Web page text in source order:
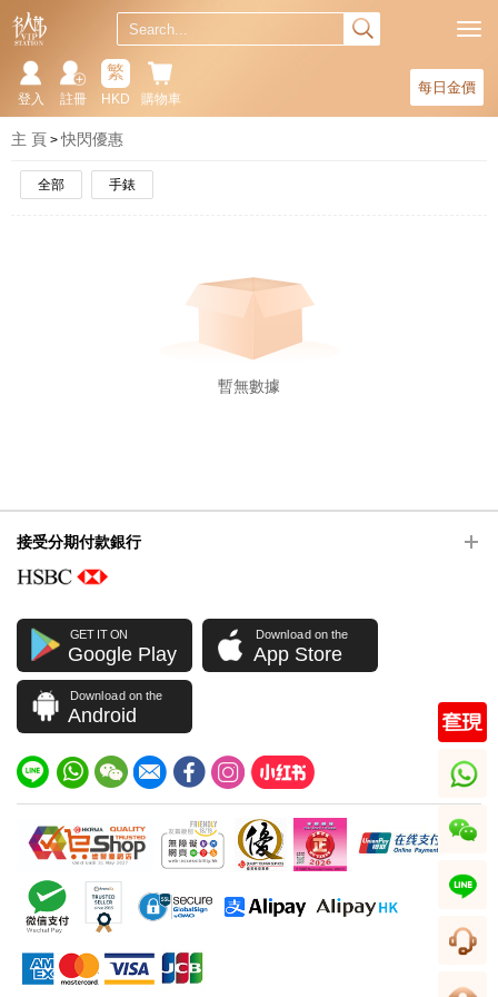
每日金價
購物車
繁
HKD
註冊
登入
主 頁 快閃優惠
全部 手錶
暫無數據
接受分期付款銀行
GET IT ON
Google Play
Download on the
App Store
Download on the
Android
whatsapp